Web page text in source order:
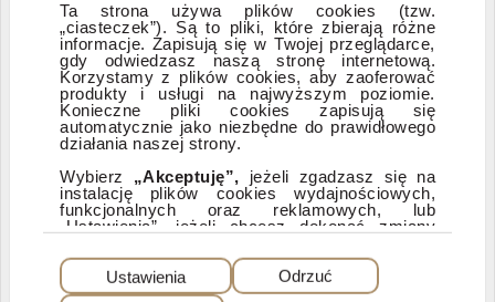
Ta strona używa plików cookies (tzw.
„ciasteczek”). Są to pliki, które zbierają różne
informacje. Zapisują się w Twojej przeglądarce,
gdy odwiedzasz naszą stronę internetową.
Korzystamy z plików cookies, aby zaoferować
produkty i usługi na najwyższym poziomie.
Konieczne pliki cookies zapisują się
automatycznie jako niezbędne do prawidłowego
działania naszej strony.
Wybierz „Akceptuję”, jeżeli zgadzasz się na
instalację plików cookies wydajnościowych,
funkcjonalnych oraz reklamowych, lub
„Ustawienia”, jeżeli chcesz dokonać zmiany
Dzięki plikom cookies możemy: udostępniać
nasz serwis, dostosowywać go do Twoich
Ustawienia Odrzuć
Zastrzeżenia prawne
ESG
PEŁNA WERSJA SERWISU